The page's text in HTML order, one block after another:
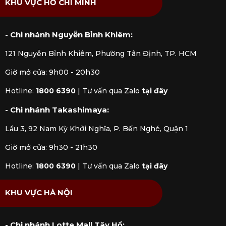
Ly Pilsner: Dáng cao, thanh mảnh, giúp
trắng mịn đầy lôi cuốn. Đây là lựa chọn
lý tưởng cho các loại bia nhẹ, tươi mát
Ly Pint: Thiết kế đơn giản, miệng rộng,
dễ cầm nắm và phù hợp với nhiều loại
Chính sự linh hoạt này khiến ly Pint trở
thành nhân viên quen thuộc trong các
quán bia.
Ly Tulip: Thân phình, miệng bo nhẹ,
bia bền lâu. Loại ly này thường dùng để
thưởng thức những dòng bia có hương
vị phức tạp hoặc mùi hương đặc trưng
như Belgian Ale hay các loại bia trái cây.
Ly Mug (Ca bia): Thành dày, tay cầm
KHU VỰC HỒ CHÍ MINH
- Chi nhánh Nguyễn Bỉnh Khiêm:
121 Nguyễn Bỉnh Khiêm, Phường Tân Định, TP. HCM
Giờ mở cửa: 9h00 - 20h30
Hotline: 1800 6390 | Tư vấn qua Zalo tại đây
- Chi nhánh Takashimaya:
Lầu 3, 92 Nam Kỳ Khởi Nghĩa, P. Bến Nghé, Quận 1
Giờ mở cửa: 9h30 - 21h30
Hotline: 1800 6390 | Tư vấn qua Zalo tại đây
KHU VỰC HÀ NỘI